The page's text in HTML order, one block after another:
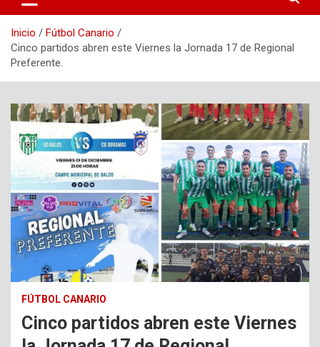
Inicio
Fútbol Canario
Cinco partidos abren este Viernes la Jornada 17 de Regional
Preferente.
FÚTBOL CANARIO
Cinco partidos abren este Viernes